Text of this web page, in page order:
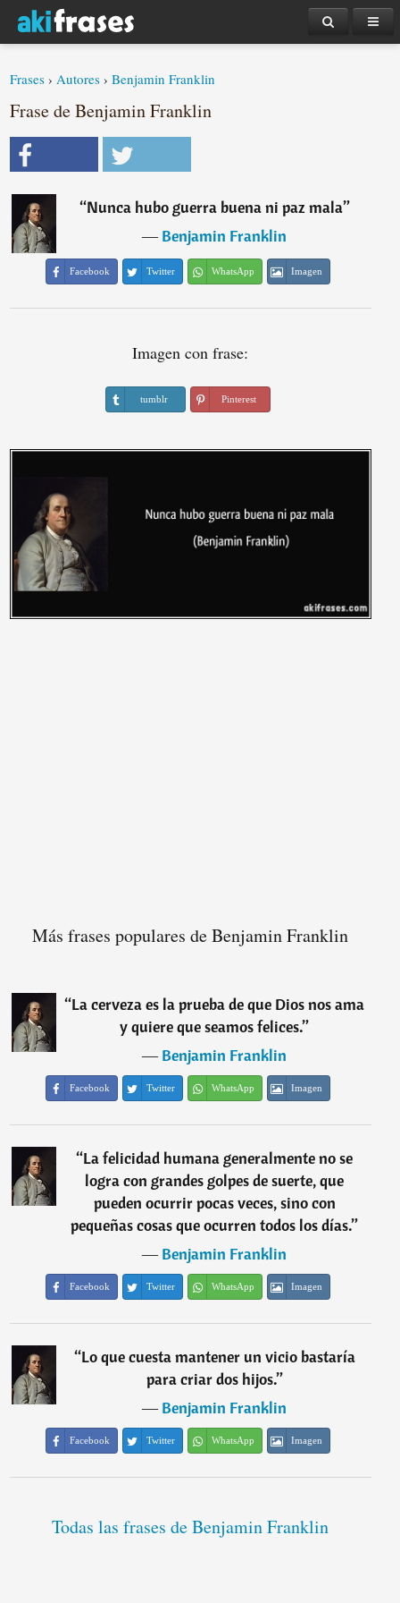
Frases ›Autores ›Benjamin Franklin
Frase de Benjamin Franklin
“Nunca hubo guerra buena ni paz mala”
―Benjamin Franklin
Facebook Twitter WhatsApp Imagen
Imagen con frase:
tumblr Pinterest
Más frases populares de Benjamin Franklin
“La cerveza es la prueba de que Dios nos ama
y quiere que seamos felices.”
―Benjamin Franklin
Facebook Twitter WhatsApp Imagen
“La felicidad humana generalmente no se
logra con grandes golpes de suerte, que
pueden ocurrir pocas veces, sino con
pequeñas cosas que ocurren todos los días.”
―Benjamin Franklin
Facebook Twitter WhatsApp Imagen
“Lo que cuesta mantener un vicio bastaría
para criar dos hijos.”
―Benjamin Franklin
Facebook Twitter WhatsApp Imagen
Todas las frases de Benjamin Franklin